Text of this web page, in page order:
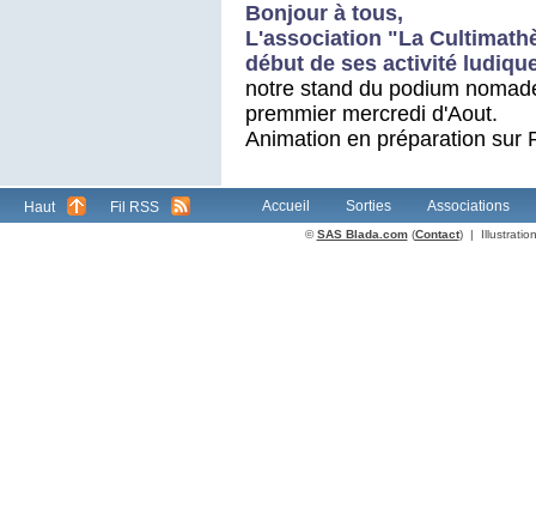
Bonjour à tous,
L'association "La
début de ses activité
notre stand du podium
premmier mercredi d'Aout.
Animation en préparation sur
Haut Fil RSS Accueil Sorties Associations
©SAS Blada.com(Contact) |